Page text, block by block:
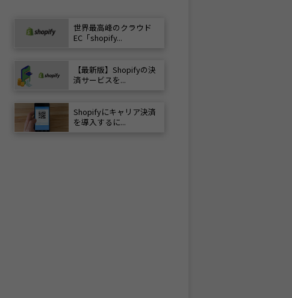
世界最高峰のクラウド
EC「shopify...
【最新版】Shopifyの決
済サービスを...
Shopifyにキャリア決済
を導入するに...